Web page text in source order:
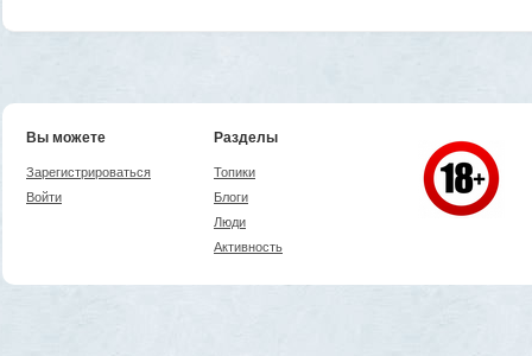
Вы можете
Зарегистрироваться
Войти
Разделы
Топики
Блоги
Люди
Активность